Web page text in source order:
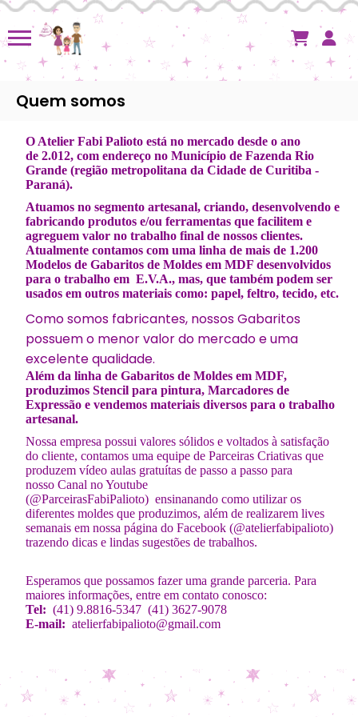
Quem somos
O Atelier Fabi Palioto está no mercado desde o ano
de 2.012, com endereço no Município de Fazenda Rio
Grande (região metropolitana da Cidade de Curitiba -
Paraná).
Atuamos no segmento artesanal, criando, desenvolvendo e
fabricando produtos e/ou ferramentas que facilitem e
agreguem valor no trabalho final de nossos clientes.
Atualmente contamos com uma linha de mais de 1.200
Modelos de Gabaritos de Moldes em MDF desenvolvidos
para o trabalho em E.V.A., mas, que também podem ser
usados em outros materiais como: papel, feltro, tecido, etc.
Como somos fabricantes, nossos Gabaritos
possuem o menor valor do mercado e uma
excelente qualidade.
Além da linha de Gabaritos de Moldes em MDF,
produzimos Stencil para pintura, Marcadores de
Expressão e vendemos materiais diversos para o trabalho
artesanal.
Nossa empresa possui valores sólidos e voltados à satisfação
do cliente, contamos uma equipe de Parceiras Criativas que
produzem vídeo aulas gratuítas de passo a passo para
nosso Canal no Youtube
(@ParceirasFabiPalioto) ensinanando como utilizar os
diferentes moldes que produzimos, além de realizarem lives
semanais em nossa página do Facebook (@atelierfabipalioto)
trazendo dicas e lindas sugestões de trabalhos.
Esperamos que possamos fazer uma grande parceria. Para
maiores informações, entre em contato conosco:
Tel: (41) 9.8816-5347 (41) 3627-9078
E-mail: atelierfabipalioto@gmail.com